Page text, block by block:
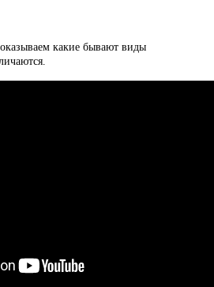
какие бывают виды